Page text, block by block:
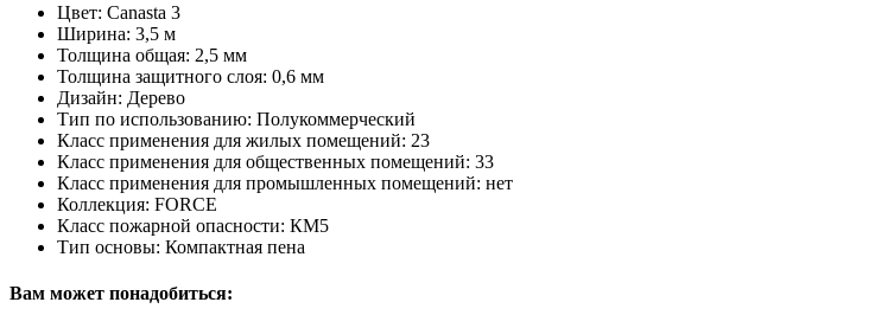
Цвет: Canasta 3
Ширина: 3,5 м
Толщина общая: 2,5 мм
Толщина защитного слоя: 0,6 мм
Дизайн: Дерево
Тип по использованию: Полукоммерческий
Класс применения для жилых помещений: 23
Класс применения для общественных помещений: 33
Класс применения для промышленных помещений: нет
Коллекция: FORCE
Класс пожарной опасности: КМ5
Тип основы: Компактная пена
Вам может понадобиться: